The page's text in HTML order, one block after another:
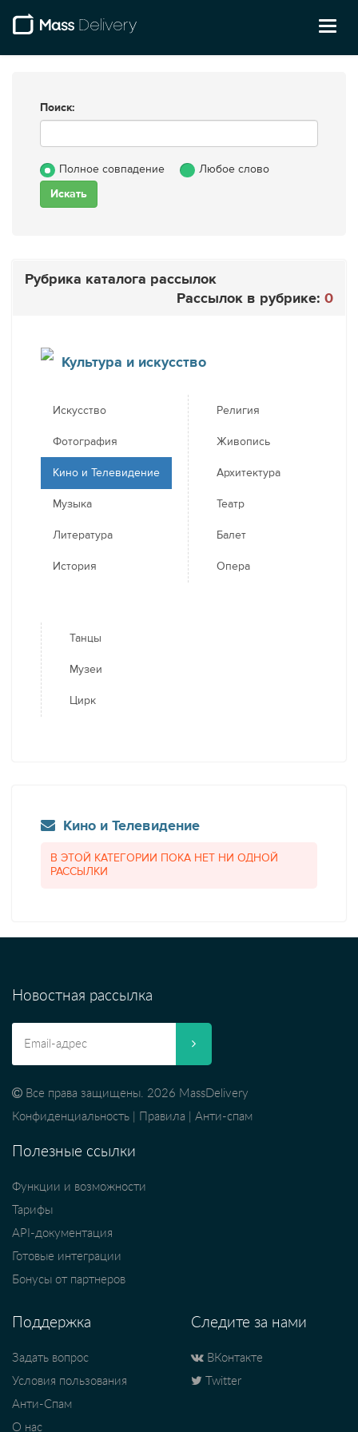
Поиск:
Полное совпадение Любое слово
Рубрика каталога рассылок
Рассылок в рубрике: 0
Культура и искусство
Искусство
Фотография
Кино и Телевидение
Музыка
Литература
История
Религия
Живопись
Архитектура
Театр
Балет
Опера
Танцы
Музеи
Цирк
Кино и Телевидение
В ЭТОЙ КАТЕГОРИИ ПОКА НЕТ НИ ОДНОЙ
РАССЫЛКИ
Новостная рассылка
Все права защищены. 2026 MassDelivery
Конфиденциальность
Правила Анти-спам
Полезные ссылки
Функции и возможности
Тарифы
API-документация
Готовые интеграции
Бонусы от партнеров
Поддержка
Задать вопрос
Условия пользования
Анти-Спам
О нас
Следите за нами
ВКонтакте
Twitter